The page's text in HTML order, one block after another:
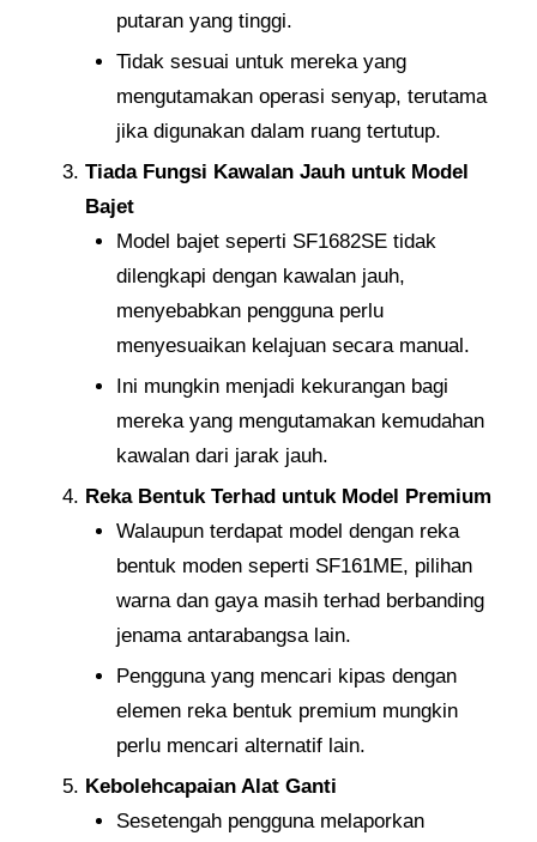
putaran yang tinggi.
Tidak sesuai untuk mereka yang
mengutamakan operasi senyap, terutama
jika digunakan dalam ruang tertutup.
Tiada Fungsi Kawalan Jauh untuk Model
Bajet
Model bajet seperti SF1682SE tidak
dilengkapi dengan kawalan jauh,
menyebabkan pengguna perlu
menyesuaikan kelajuan secara manual.
Ini mungkin menjadi kekurangan bagi
mereka yang mengutamakan kemudahan
kawalan dari jarak jauh.
Reka Bentuk Terhad untuk Model Premium
Walaupun terdapat model dengan reka
bentuk moden seperti SF161ME, pilihan
warna dan gaya masih terhad berbanding
jenama antarabangsa lain.
Pengguna yang mencari kipas dengan
elemen reka bentuk premium mungkin
perlu mencari alternatif lain.
Kebolehcapaian Alat Ganti
Sesetengah pengguna melaporkan